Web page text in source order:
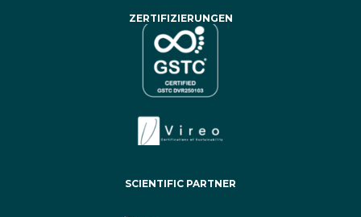
ZERTIFIZIERUNGEN
SCIENTIFIC PARTNER